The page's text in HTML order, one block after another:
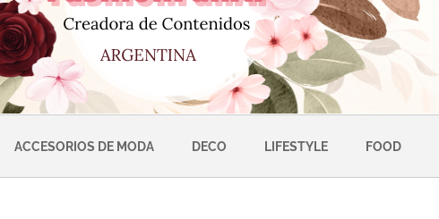
ACCESORIOS DE MODA DECO LIFESTYLE FOOD